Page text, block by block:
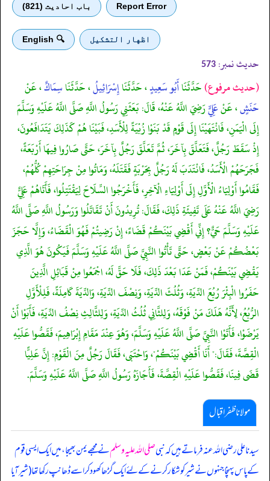
Report Error باب احادیث (821)
اظهار التشكيل 🔍 English
حدیث نمبر: 573
(حديث مرفوع)حَدَّثَنَاأَبُو سَعِيدٍ، حَدَّثَنَاإِسْرَائِيلُ، حَدَّثَنَاسِمَاكٌ، عَنْ
حَنَشٍ، عَنْعَلِيٍّرَضِيَ اللَّهُ عَنْهُ، قَالَ: بَعَثَنِي رَسُولُ اللَّهِ صَلَّى اللَّهُ عَلَيْهِ وَسَلَّمَ
إِلَى الْيَمَنِ، فَانْتَهَيْنَا إِلَى قَوْمٍ قَدْ بَنَوْا زُبْيَةً لِلْأَسَدِ، فَبَيْنَا هُمْ كَذَلِكَ يَتَدَافَعُونَ،
إِذْ سَقَطَ رَجُلٌ، فَتَعَلَّقَ بِآخَرَ، ثُمَّ تَعَلَّقَ رَجُلٌ بِآخَرَ، حَتَّى صَارُوا فِيهَا أَرْبَعَةً،
فَجَرَحَهُمْ الْأَسَدُ، فَانْتَدَبَ لَهُ رَجُلٌ بِحَرْبَةٍ فَقَتَلَهُ، وَمَاتُوا مِنْ جِرَاحَتِهِمْ كُلُّهُمْ،
فَقَامُوا أَوْلِيَاءُ الْأَوَّلِ إِلَى أَوْلِيَاءِ الْآخِرِ، فَأَخْرَجُوا السِّلَاحَ لِيَقْتَتِلُوا، فَأَتَاهُمْ عَلِيٌّ
رَضِيَ اللَّهُ عَنْهُ عَلَى تَفِيئَةِ ذَلِكَ، فَقَالَ: تُرِيدُونَ أَنْ تَقَاتَلُوا وَرَسُولُ اللَّهِ صَلَّى اللَّهُ
عَلَيْهِ وَسَلَّمَ حَيٌّ؟ إِنِّي أَقْضِي بَيْنَكُمْ قَضَاءً، إِنْ رَضِيتُمْ فَهُوَ الْقَضَاءُ، وَإِلَّا حَجَزَ
بَعْضُكُمْ عَنْ بَعْضٍ، حَتَّى تَأْتُوا النَّبِيَّ صَلَّى اللَّهُ عَلَيْهِ وَسَلَّمَ فَيَكُونَ هُوَ الَّذِي
يَقْضِي بَيْنَكُمْ، فَمَنْ عَدَا بَعْدَ ذَلِكَ، فَلَا حَقَّ لَهُ، اجْمَعُوا مِنْ قَبَائِلِ الَّذِينَ
حَفَرُوا الْبِئْرَ رُبُعَ الدِّيَةِ، وَثُلُثَ الدِّيَةِ، وَنِصْفَ الدِّيَةِ، وَالدِّيَةَ كَامِلَةً، فَلِلْأَوَّلِ
الرُّبُعُ، لِأَنَّهُ هَلَكَ مَنْ فَوْقَهُ، وَلِلثَّانِي ثُلُثُ الدِّيَةِ، وَلِلثَّالِثِ نِصْفُ الدِّيَةِ، فَأَبَوْا أَنْ
يَرْضَوْا، فَأَتَوْا النَّبِيَّ صَلَّى اللَّهُ عَلَيْهِ وَسَلَّمَ، وَهُوَ عِنْدَ مَقَامِ إِبْرَاهِيمَ، فَقَصُّوا عَلَيْهِ
الْقِصَّةَ، فَقَالَ:" أَنَا أَقْضِي بَيْنَكُمْ"، وَاحْتَبَى، فَقَالَ رَجُلٌ مِنَ الْقَوْمِ: إِنَّ عَلِيًّا
قَضَى فِينَا، فَقَصُّوا عَلَيْهِ الْقِصَّةَ، فَأَجَازَهُ رَسُولُ اللَّهِ صَلَّى اللَّهُ عَلَيْهِ وَسَلَّمَ.
مولانا ظفر اقبال
سیدنا علی رضی اللہ عنہ فرماتے ہیں کہ نبیصلی اللہ علیہ وسلمنے مجھے یمن بھیجا، میں ایک ایسی قوم
کے پاس پہنچا جنہوں نے شیر کو شکار کرنے کے لئے ایک گڑھا کھود کر اسے ڈھانپ رکھا تھا (شیر آیا